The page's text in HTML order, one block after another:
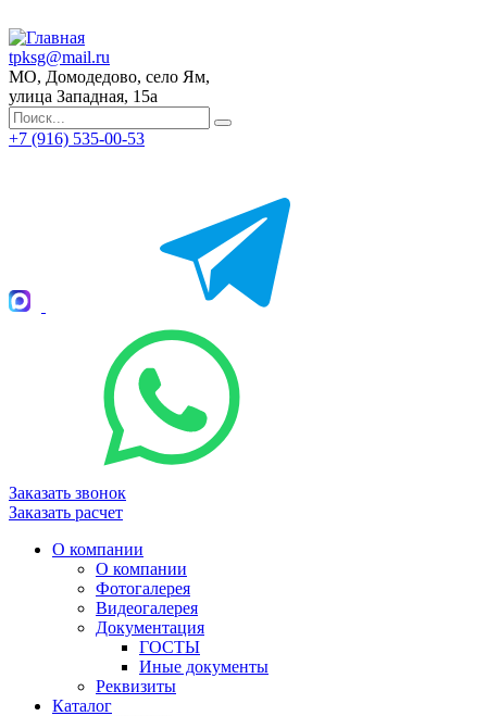
tpksg@mail.ru
МО, Домодедово, село Ям,
улица Западная, 15а
+7 (916) 535-00-53
Заказать звонок
Заказать расчет
О компании
О компании
Фотогалерея
Видеогалерея
Документация
ГОСТЫ
Иные документы
Реквизиты
Каталог